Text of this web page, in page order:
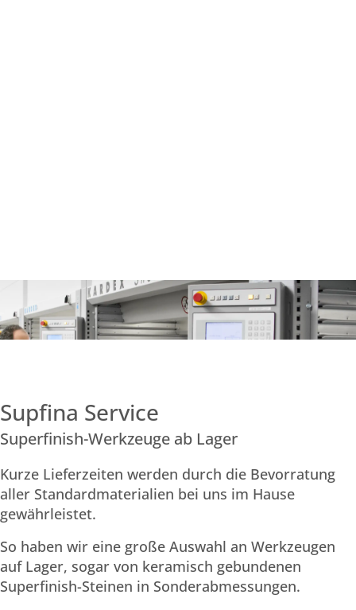
Supfina Service
Superfinish-Werkzeuge ab Lager
Kurze Lieferzeiten werden durch die Bevorratung
aller Standardmaterialien bei uns im Hause
gewährleistet.
So haben wir eine große Auswahl an Werkzeugen
auf Lager, sogar von keramisch gebundenen
Superfinish-Steinen in Sonderabmessungen.